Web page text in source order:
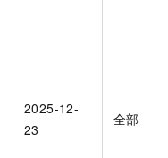
2025-12-
23
全部